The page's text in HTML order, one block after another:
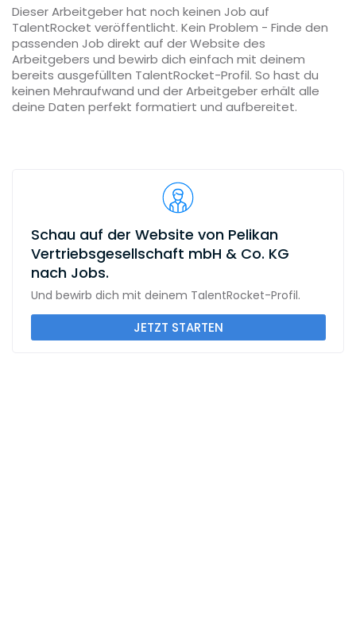
Dieser Arbeitgeber hat noch keinen Job auf
TalentRocket veröffentlicht. Kein Problem - Finde den
passenden Job direkt auf der Website des
Arbeitgebers und bewirb dich einfach mit deinem
bereits ausgefüllten TalentRocket-Profil. So hast du
keinen Mehraufwand und der Arbeitgeber erhält alle
deine Daten perfekt formatiert und aufbereitet.
Schau auf der Website von Pelikan
Vertriebsgesellschaft mbH & Co. KG
nach Jobs.
Und bewirb dich mit deinem TalentRocket-Profil.
JETZT STARTEN